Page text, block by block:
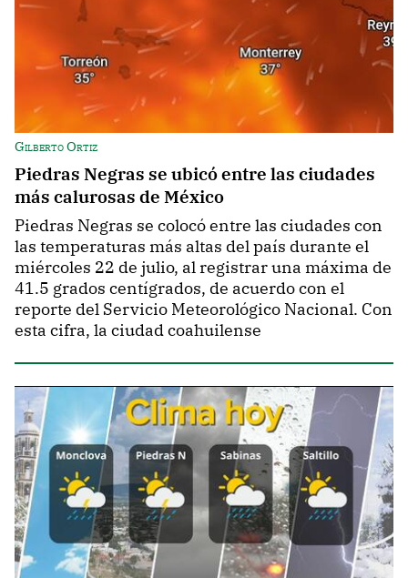
Gilberto Ortiz
Piedras Negras se ubicó entre las ciudades
más calurosas de México
Piedras Negras se colocó entre las ciudades con
las temperaturas más altas del país durante el
miércoles 22 de julio, al registrar una máxima de
41.5 grados centígrados, de acuerdo con el
reporte del Servicio Meteorológico Nacional. Con
esta cifra, la ciudad coahuilense